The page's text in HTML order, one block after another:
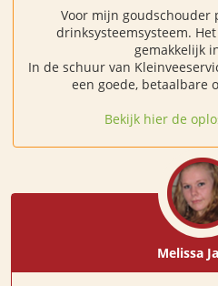
Voor mijn goudschouder
drinksysteemsysteem.
gemakkelijk
In de schuur van
een goede, betaalbare
Bekijk hier de
Melissa